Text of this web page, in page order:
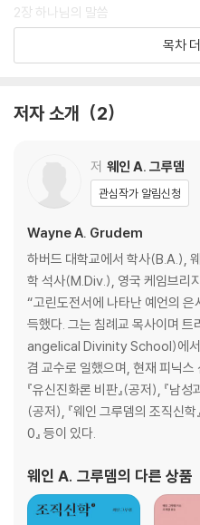
2장 하나님의 말씀
3장 정경
4장 성경의 네 가지 특징: (1) 권위
7장 성경의 네 가지 특징: (3) 필요성
2부. 하나님에 관한 교리
9장 하나님의 존재
10장 하나님에 대한 인식 가능성
11장 하나님의 성품: 비공유적 속성
12장 하나님의 성품: 공유적 속성 (1)
10장 하나님의 성품: 공유적 속성 (2)
14장 세 위격으로 존재하는 하나님
15장 창조
16장 섭리
17장 기적
18장 기도
19장 천사
3부. 하나님의 형상으로 창조된 인
21장 인간의 창조
목차
저자 소개 2
저 웨인 A. 그루뎀
관심작가 알림신청
Wayne A. Grudem
하버드 대학교에서 학사(B.A.),
학 석사(M.Div.), 영국 케임브리
“고린도전서에 나타난 예언의
득했다. 그는 침례교 목사이며
angelical Divinity School)에서
겸 교수로 일했으며, 현재 피닉
『유신진화론 비판』(공저), 『남
(공저), 『웨인 그루뎀의 조직신학
0』 등이 있다.
웨인 A. 그루뎀의 다른 상품